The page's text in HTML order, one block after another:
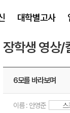
대학별고사
장학생 영상/
6모를 바라보며
이름 : 안영준 스